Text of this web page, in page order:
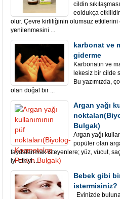
cildin
eoldukça
olur. Çevre kirliliğinin olumsuz etkilerini
yenilenmesini ...
karbonat ve
giderme
Karbonatın ve
lekesiz bir cilde
Bu yazımızda,
olan doğal bir ...
Argan yağı
Bulgak)
Argan yağı
popüler olan
faydalanmak isteyenlere; yüz, vücut,
iyi etkiyi ...
Bebek gibi
istermisiniz?
Evinizde